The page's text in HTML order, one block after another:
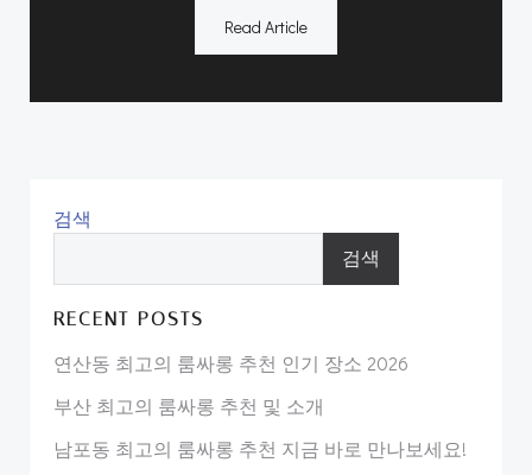
Read Article
검색
검색
RECENT POSTS
연산동 최고의 룸싸롱 추천 인기 장소 2026
부산 최고의 룸싸롱 추천 및 소개
남포동 최고의 룸싸롱 추천 지금 바로 만나보세요!